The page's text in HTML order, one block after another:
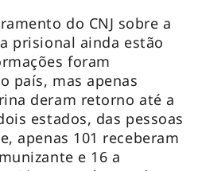
do CNJ sobre a
prisional ainda estão
foram
país, mas apenas
deram retorno até a
estados, das pessoas
apenas 101 receberam
e 16 a